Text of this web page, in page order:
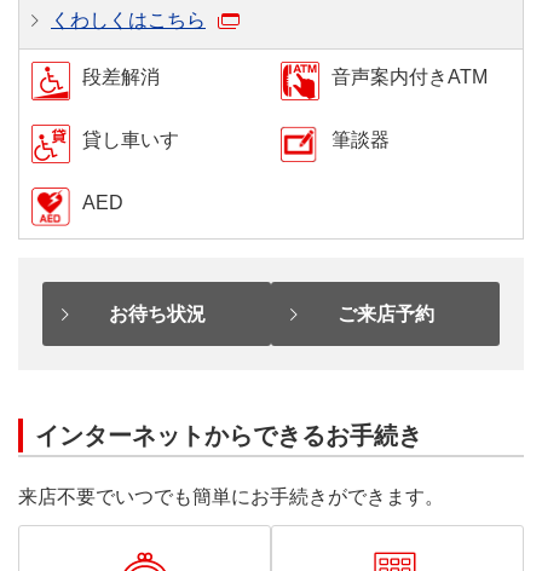
くわしくはこちら
段差解消 音声案内付きATM
貸し車いす 筆談器
AED
お待ち状況 ご来店予約
インターネットからできるお手続き
来店不要でいつでも簡単にお手続きができます。